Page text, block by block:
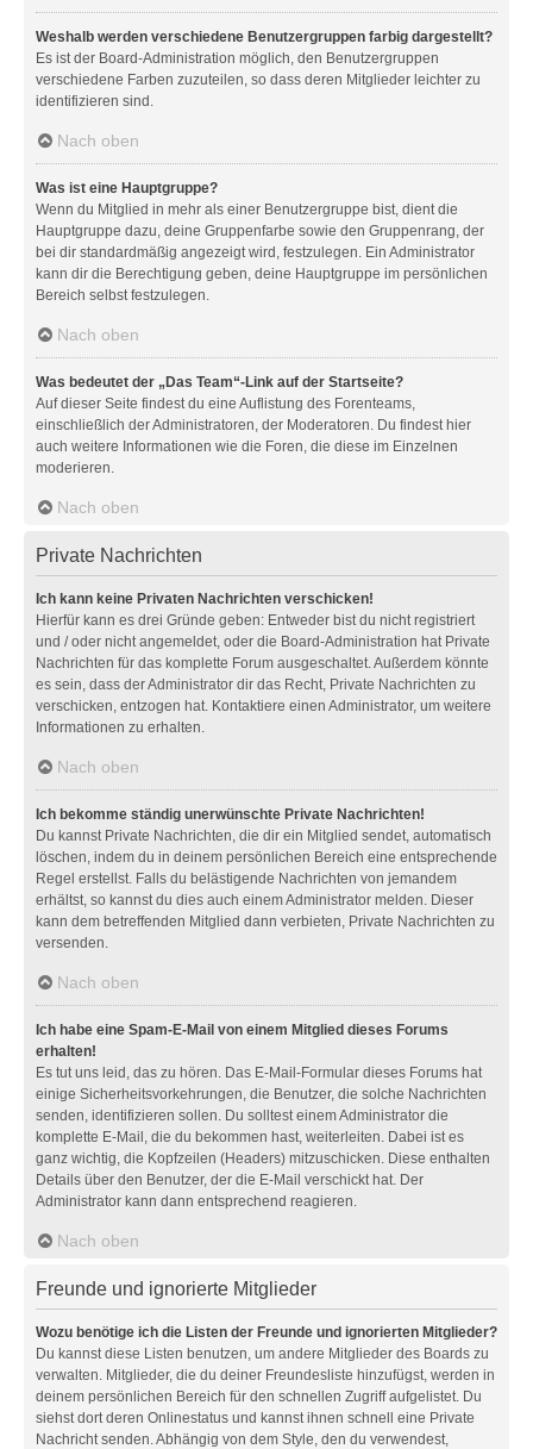
Weshalb werden verschiedene Benutzergruppen farbig dargestellt?
Es ist der Board-Administration möglich, den Benutzergruppen
verschiedene Farben zuzuteilen, so dass deren Mitglieder leichter zu
identifizieren sind.
Nach oben
Was ist eine Hauptgruppe?
Wenn du Mitglied in mehr als einer Benutzergruppe bist, dient die
Hauptgruppe dazu, deine Gruppenfarbe sowie den Gruppenrang, der
bei dir standardmäßig angezeigt wird, festzulegen. Ein Administrator
kann dir die Berechtigung geben, deine Hauptgruppe im persönlichen
Bereich selbst festzulegen.
Nach oben
Was bedeutet der „Das Team“-Link auf der Startseite?
Auf dieser Seite findest du eine Auflistung des Forenteams,
einschließlich der Administratoren, der Moderatoren. Du findest hier
auch weitere Informationen wie die Foren, die diese im Einzelnen
moderieren.
Nach oben
Private Nachrichten
Ich kann keine Privaten Nachrichten verschicken!
Hierfür kann es drei Gründe geben: Entweder bist du nicht registriert
und / oder nicht angemeldet, oder die Board-Administration hat Private
Nachrichten für das komplette Forum ausgeschaltet. Außerdem könnte
es sein, dass der Administrator dir das Recht, Private Nachrichten zu
verschicken, entzogen hat. Kontaktiere einen Administrator, um weitere
Informationen zu erhalten.
Nach oben
Ich bekomme ständig unerwünschte Private Nachrichten!
Du kannst Private Nachrichten, die dir ein Mitglied sendet, automatisch
löschen, indem du in deinem persönlichen Bereich eine entsprechende
Regel erstellst. Falls du belästigende Nachrichten von jemandem
erhältst, so kannst du dies auch einem Administrator melden. Dieser
kann dem betreffenden Mitglied dann verbieten, Private Nachrichten zu
versenden.
Nach oben
Ich habe eine Spam-E-Mail von einem Mitglied dieses Forums
erhalten!
Es tut uns leid, das zu hören. Das E-Mail-Formular dieses Forums hat
einige Sicherheitsvorkehrungen, die Benutzer, die solche Nachrichten
senden, identifizieren sollen. Du solltest einem Administrator die
komplette E-Mail, die du bekommen hast, weiterleiten. Dabei ist es
ganz wichtig, die Kopfzeilen (Headers) mitzuschicken. Diese enthalten
Details über den Benutzer, der die E-Mail verschickt hat. Der
Administrator kann dann entsprechend reagieren.
Nach oben
Freunde und ignorierte Mitglieder
Wozu benötige ich die Listen der Freunde und ignorierten Mitglieder?
Du kannst diese Listen benutzen, um andere Mitglieder des Boards zu
verwalten. Mitglieder, die du deiner Freundesliste hinzufügst, werden in
deinem persönlichen Bereich für den schnellen Zugriff aufgelistet. Du
siehst dort deren Onlinestatus und kannst ihnen schnell eine Private
Nachricht senden. Abhängig von dem Style, den du verwendest,